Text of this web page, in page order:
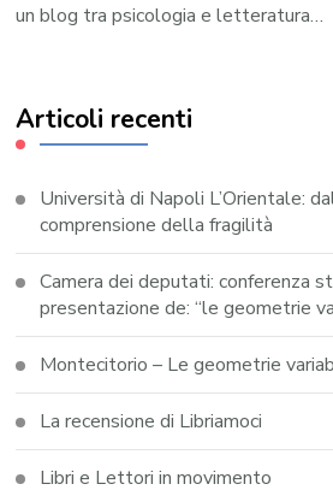
un blog tra psicologia e letteratura…
Articoli recenti
Università di Napoli L’Orientale:
comprensione della fragilità
Camera dei deputati: conferenza
presentazione de: “le geometrie
Montecitorio – Le geometrie
La recensione di Libriamoci
Libri e Lettori in movimento